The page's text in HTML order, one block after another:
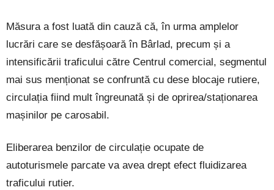
Măsura a fost luată din cauză că, în urma amplelor
lucrări care se desfășoară în Bârlad, precum și a
intensificării traficului către Centrul comercial, segmentul
mai sus menționat se confruntă cu dese blocaje rutiere,
circulația fiind mult îngreunată și de oprirea/staționarea
mașinilor pe carosabil.
Eliberarea benzilor de circulație ocupate de
autoturismele parcate va avea drept efect fluidizarea
traficului rutier.